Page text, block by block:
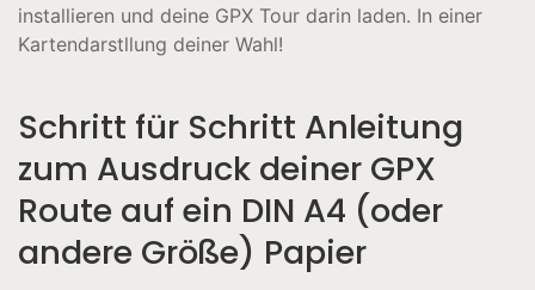
installieren und deine GPX Tour darin laden. In einer
Kartendarstllung deiner Wahl!
Schritt für Schritt Anleitung
zum Ausdruck deiner GPX
Route auf ein DIN A4 (oder
andere Größe) Papier